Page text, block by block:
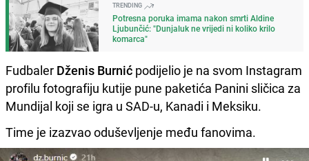
TRENDING
Potresna poruka imama nakon smrti Aldine
Ljubunčić: "Dunjaluk ne vrijedi ni koliko krilo
komarca"
Fudbaler Dženis Burnić podijelio je na svom Instagram
profilu fotografiju kutije pune paketića Panini sličica za
Mundijal koji se igra u SAD-u, Kanadi i Meksiku.
Time je izazvao oduševljenje među fanovima.